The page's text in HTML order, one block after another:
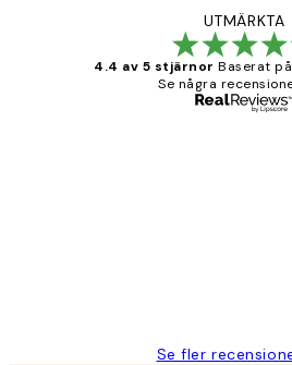
UTMÄRKTA
4.4 av 5 stjärnor Baserat
Se några
Se fler